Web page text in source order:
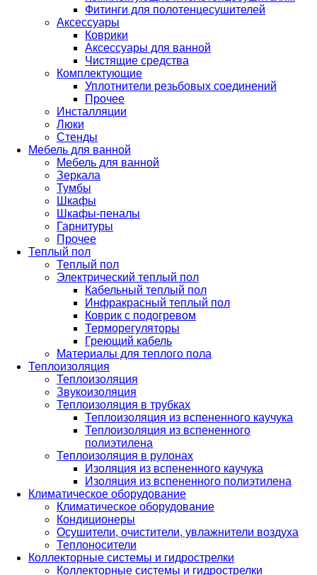
Фитинги для полотенцесушителей
Аксессуары
Коврики
Аксессуары для ванной
Чистящие средства
Комплектующие
Уплотнители резьбовых соединений
Прочее
Инсталляции
Люки
Стенды
Мебель для ванной
Мебель для ванной
Зеркала
Тумбы
Шкафы
Шкафы-пеналы
Гарнитуры
Прочее
Теплый пол
Теплый пол
Электрический теплый пол
Кабельный теплый пол
Инфракрасный теплый пол
Коврик с подогревом
Терморегуляторы
Греющий кабель
Материалы для теплого пола
Теплоизоляция
Теплоизоляция
Звукоизоляция
Теплоизоляция в трубках
Теплоизоляция из вспененного каучука
Теплоизоляция из вспененного
полиэтилена
Теплоизоляция в рулонах
Изоляция из вспененного каучука
Изоляция из вспененного полиэтилена
Климатическое оборудование
Климатическое оборудование
Кондиционеры
Осушители, очистители, увлажнители воздуха
Теплоносители
Коллекторные системы и гидрострелки
Коллекторные системы и гидрострелки